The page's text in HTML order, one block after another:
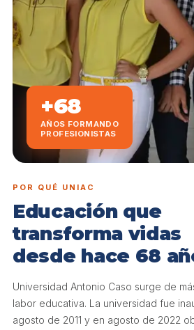
+68
AÑOS FORMANDO
PROFESIONISTAS
POR QUÉ UNIAC
Educación que
transforma vidas
desde hace 68
Universidad Antonio Caso surge de
labor educativa. La universidad fue
agosto de 2011 y en agosto de 2022